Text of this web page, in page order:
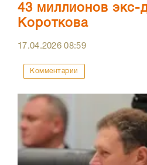
43 миллионов экс-
Короткова
17.04.202608:59
Комментарии